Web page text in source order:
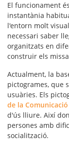
El funcionament
instantània
l'entorn molt visual
necessari saber
organitzats en
construir els
Actualment, la
pictogrames, que
usuàries. Els
de la
d'ús lliure. Així
persones amb
socialització.